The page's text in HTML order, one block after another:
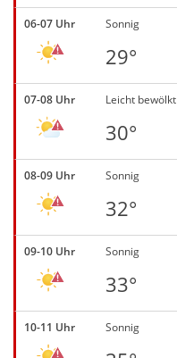
06-07 Uhr Sonnig
29°
07-08 Uhr Leicht bewölkt
30°
08-09 Uhr Sonnig
32°
09-10 Uhr Sonnig
33°
10-11 Uhr Sonnig